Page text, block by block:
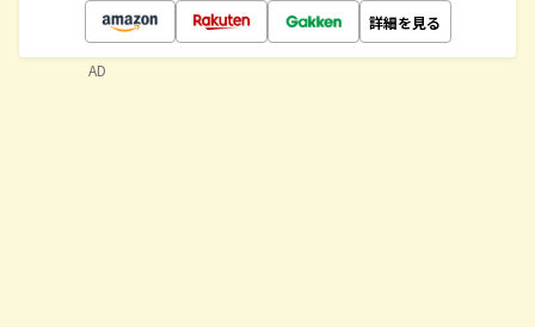
詳細を見る
AD